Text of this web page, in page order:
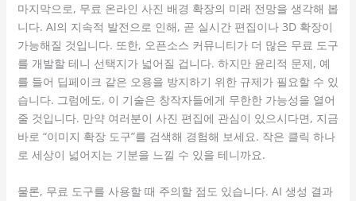
마지막으로, 무료 온라인 사진 배경 확장의 미래 전망을 생각해 봅
니다. AI의 지속적 발전으로 인해, 곧 실시간 편집이나 3D 확장이
가능해질 것입니다. 또한, 오픈소스 커뮤니티가 더 많은 무료 도구
를 개발할 테니 선택지가 넓어질 겁니다. 하지만 윤리적 문제, 예
를 들어 딥페이크 같은 오용을 방지하기 위한 규제가 필요할 수 있
습니다. 그럼에도, 이 기술은 창작자들에게 무한한 가능성을 열어
줄 것입니다. 만약 여러분이 사진 편집에 관심이 있으시다면, 지금
바로 “이미지 확장 도구”를 검색해 경험해 보세요. 작은 클릭 하나
로 세상이 넓어지는 기분을 느낄 수 있을 테니까요.
물론, 무료 도구를 사용할 때 주의할 점도 있습니다. AI 생성 결과